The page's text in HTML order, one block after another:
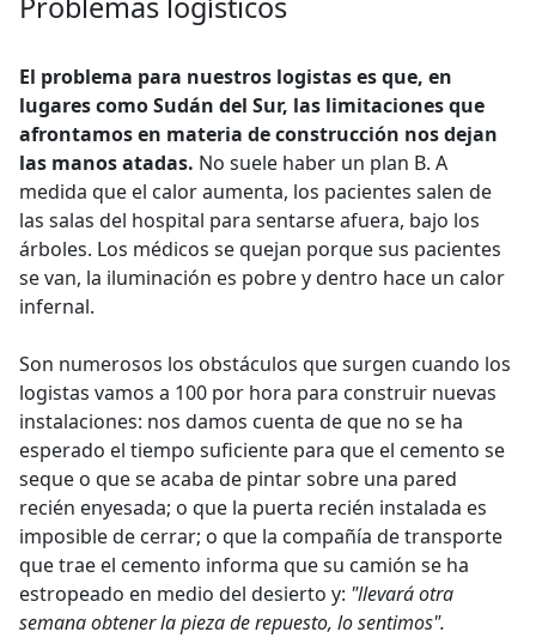
El problema para nuestros logistas es que, en
lugares como Sudán del Sur, las limitaciones que
afrontamos en materia de construcción nos dejan
las manos atadas. No suele haber un plan B. A
medida que el calor aumenta, los pacientes salen de
las salas del hospital para sentarse afuera, bajo los
árboles. Los médicos se quejan porque sus pacientes
se van, la iluminación es pobre y dentro hace un calor
infernal.
Son numerosos los obstáculos que surgen cuando los
logistas vamos a 100 por hora para construir nuevas
instalaciones: nos damos cuenta de que no se ha
esperado el tiempo suficiente para que el cemento se
seque o que se acaba de pintar sobre una pared
recién enyesada; o que la puerta recién instalada es
imposible de cerrar; o que la compañía de transporte
que trae el cemento informa que su camión se ha
estropeado en medio del desierto y: "llevará otra
semana obtener la pieza de repuesto, lo sentimos".